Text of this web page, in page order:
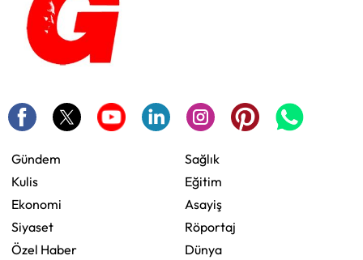
Gündem
Kulis
Ekonomi
Siyaset
Özel Haber
Sağlık
Eğitim
Asayiş
Röportaj
Dünya